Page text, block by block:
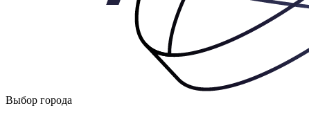
Выбор города